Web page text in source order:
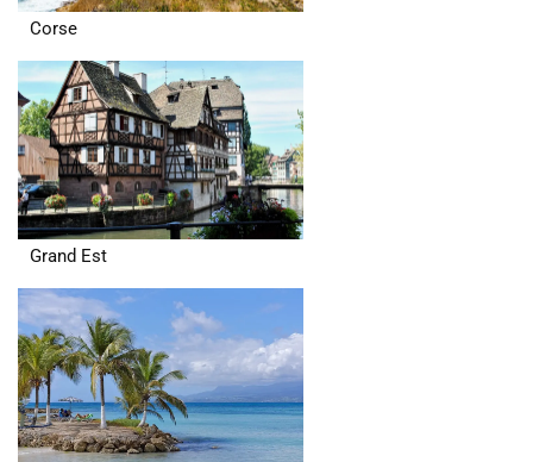
Corse
Grand Est